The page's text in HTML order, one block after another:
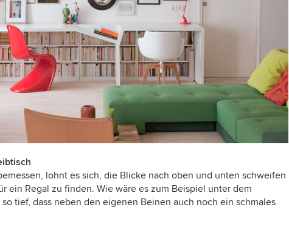
lohnt es sich, die Blicke nach oben und unten schweifen
ein Regal zu finden. Wie wäre es zum Beispiel unter dem
tief, dass neben den eigenen Beinen auch noch ein schmales